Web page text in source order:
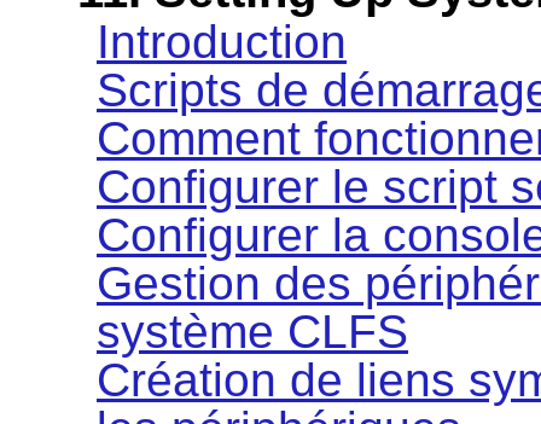
Introduction
Scripts de
Comment
Configurer le script
Configurer la
Gestion des
système CLFS
Création de liens